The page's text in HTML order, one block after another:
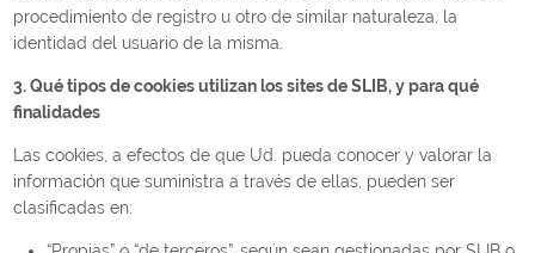
procedimiento de registro u otro de similar naturaleza, la
identidad del usuario de la misma.
3. Qué tipos de cookies utilizan los sites de SLIB, y para qué
finalidades
Las cookies, a efectos de que Ud. pueda conocer y valorar la
información que suministra a través de ellas, pueden ser
clasificadas en: